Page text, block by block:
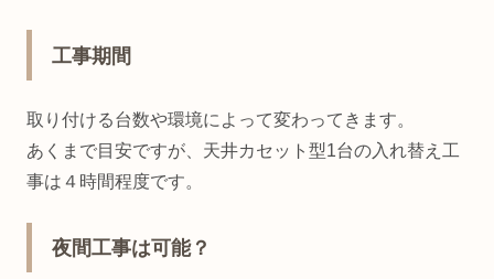
工事期間
取り付ける台数や環境によって変わってきます。
あくまで目安ですが、天井カセット型1台の入れ替え工
事は４時間程度です。
夜間工事は可能？